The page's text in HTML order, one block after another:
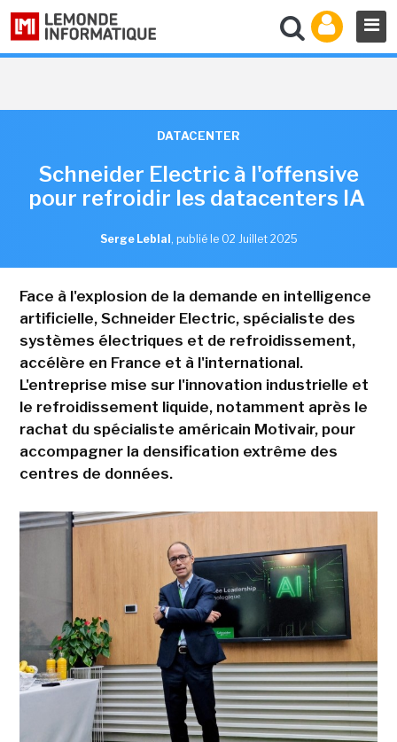
DATACENTER
Schneider Electric à l'offensive
pour refroidir les datacenters IA
Serge Leblal , publié le 02 Juillet 2025
Face à l'explosion de la demande en intelligence
artificielle, Schneider Electric, spécialiste des
systèmes électriques et de refroidissement,
accélère en France et à l'international.
L'entreprise mise sur l'innovation industrielle et
le refroidissement liquide, notamment après le
rachat du spécialiste américain Motivair, pour
accompagner la densification extrême des
centres de données.